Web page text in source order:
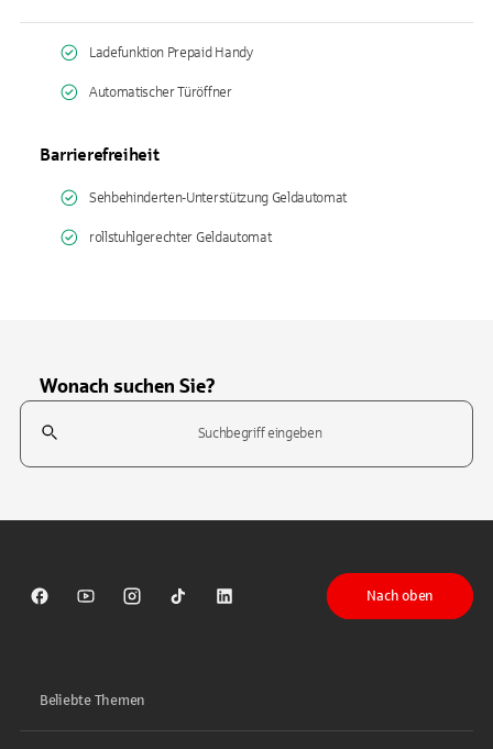
Ladefunktion Prepaid Handy
Automatischer Türöffner
Barrierefreiheit
Sehbehinderten-Unterstützung Geldautomat
rollstuhlgerechter Geldautomat
Wonach suchen Sie?
Suchfeld
Sparkasse auf Facebook
Sparkasse auf Youtube
Sparkasse auf Instagram
Sparkasse auf TikTok
Sparkasse auf LinkedIn
Nach oben
Beliebte Themen